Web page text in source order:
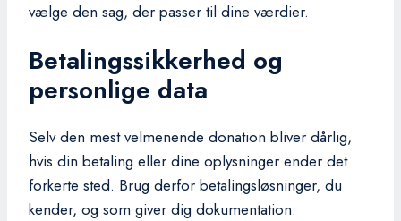
vælge den sag, der passer til dine værdier.
Betalingssikkerhed og
personlige data
Selv den mest velmenende donation bliver dårlig,
hvis din betaling eller dine oplysninger ender det
forkerte sted. Brug derfor betalingsløsninger, du
kender, og som giver dig dokumentation.